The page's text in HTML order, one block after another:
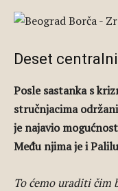
Deset
Posle sastanka s
stručnjacima
je najavio
Među njima je i
To ćemo uraditi čim